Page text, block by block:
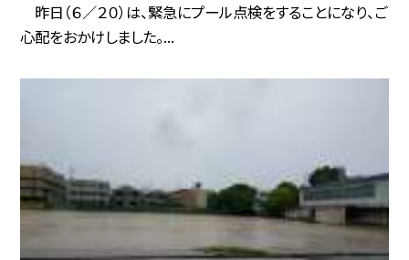
昨日（６／２０）は、緊急にプール点検をすることになり、ご
心配をおかけしました。...